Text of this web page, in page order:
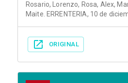
Rosario, Lorenzo, Rosa, Alex,
Maite. ERRENTERIA, 10 de
ORIGINAL